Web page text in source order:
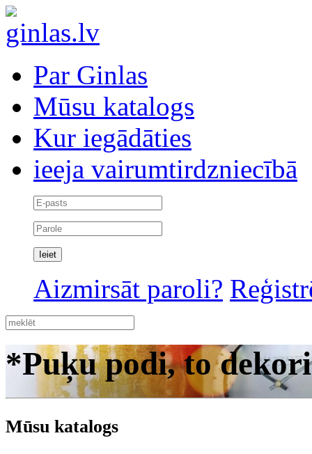
Par Ginlas
Mūsu katalogs
Kur iegādāties
ieeja vairumtirdzniecībā
Aizmirsāt paroli?
*Puķu podi, to dekori
Mūsu katalogs